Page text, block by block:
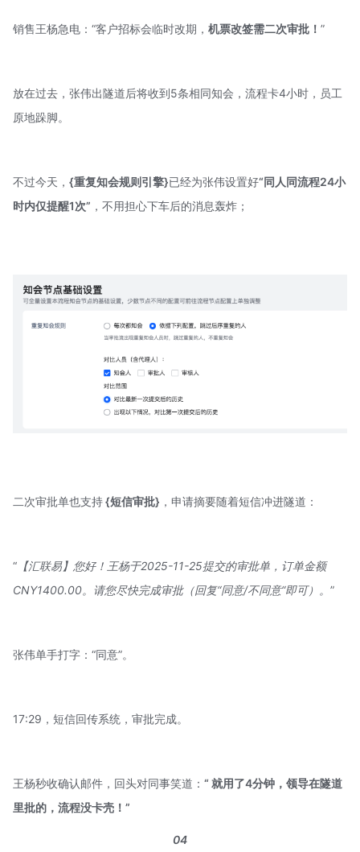
销售王杨急电：“客户招标会临时改期， 机票改签需二次审批！ ”
放在过去，张伟出隧道后将收到5条相同知会，流程卡4小时，员工
原地跺脚。
不过今天， {重复知会规则引擎}已经为张伟设置好“同人同流程24小
时内仅提醒1次” ，不用担心下车后的消息轰炸；
二次审批单也支持{短信审批} ，申请摘要随着短信冲进隧道：
“ 【汇联易】您好！王杨于2025-11-25提交的审批单，订单金额
CNY1400.00。请您尽快完成审批（回复“同意/不同意“即可）。 ”
张伟单手打字：“同意”。
17:29，短信回传系统，审批完成。
王杨秒收确认邮件，回头对同事笑道： “ 就用了4分钟，领导在隧道
里批的，流程没卡壳！”
04